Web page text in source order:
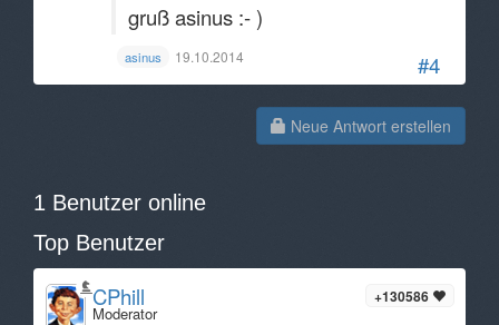
#4
gruß asinus :- )
asinus 19.10.2014
Neue Antwort erstellen
1 Benutzer online
Top Benutzer
+130586
CPhill
Moderator